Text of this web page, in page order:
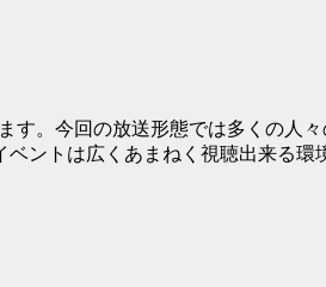
す。今回の放送形態では多くの人
ントは広くあまねく視聴出来る環